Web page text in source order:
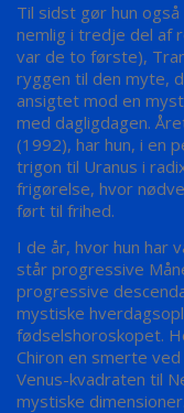
Til sidst gør hun
nemlig i tredje del af
var de to første),
ryggen til den myte,
ansigtet mod en
med dagligdagen.
(1992), har hun, i en
trigon til Uranus i
frigørelse, hvor
ført til frihed.
I de år, hvor hun har
står progressive
progressive
mystiske
fødselshoroskopet.
Chiron en smerte
Venus-kvadraten til
mystiske dimensioner.